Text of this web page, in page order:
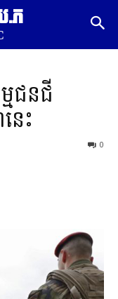
.ភ
ជនជី
េះ
0